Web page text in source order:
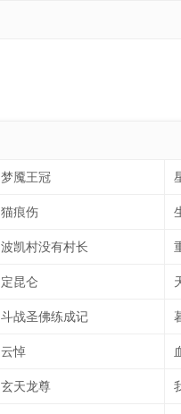
梦魇王冠
猫痕伤
波凯村没有村长
定昆仑
斗战圣佛练成记
云悼
玄天龙尊